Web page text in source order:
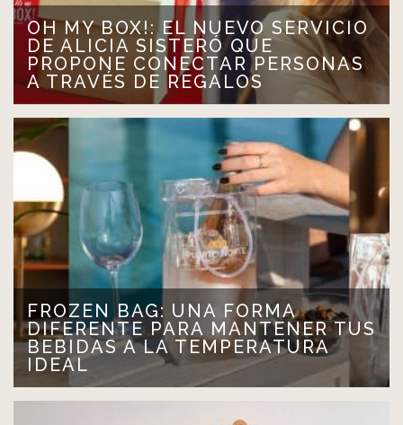
OH MY BOX!: EL NUEVO SERVICIO
DE ALICIA SISTERÓ QUE
PROPONE CONECTAR PERSONAS
A TRAVÉS DE REGALOS
para crear vínculos entre empresas y consumidores o…
LEER MÁS >
FROZEN BAG: UNA FORMA
DIFERENTE PARA MANTENER TUS
BEBIDAS A LA TEMPERATURA
IDEAL